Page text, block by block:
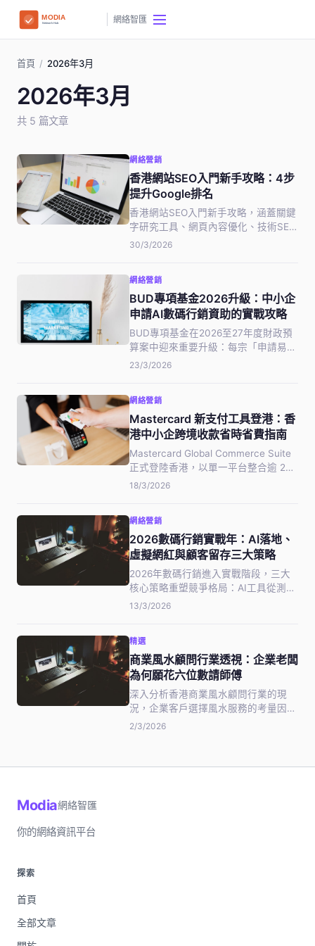
網絡智匯
首頁 / 2026年3月
2026年3月
共 5 篇文章
網絡營銷
香港網站SEO入門新手攻略：4步
提升Google排名
香港網站SEO入門新手攻略，涵蓋關鍵
字研究工具、網頁內容優化、技術SEO
基礎及反向連結策略。按步驟執行，一
營銷新手。
30/3/2026
網絡營銷
BUD專項基金2026升級：中小企
申請AI數碼行銷資助的實戰攻略
BUD專項基金在2026至27年度財政預
算案中迎來重要升級：每宗「申請易」
資助上限由10萬港元提升至15萬元，新
23/3/2026
網絡營銷
Mastercard 新支付工具登港：香
港中小企跨境收款省時省費指南
Mastercard Global Commerce Suite
正式登陸香港，以單一平台整合逾 200
個國家的跨境收款、付款及開支管理。
碼商業支付每年 14.7% 增長機遇。
18/3/2026
網絡營銷
2026數碼行銷實戰年：AI落地、
虛擬網紅與顧客留存三大策略
2026年數碼行銷進入實戰階段，三大
核心策略重塑競爭格局：AI工具從測試
走向真實ROI執行、首席市場官預計
香港中小企和品牌提供具體操作方向，
涵蓋WhatsApp行銷KPI追蹤、短視頻
演算法對沖策略，助企業在競爭激烈的
13/3/2026
精選
商業風水顧問行業透視：企業老闆
為何願花六位數請師傅
深入分析香港商業風水顧問行業的現
況，企業客戶選擇風水服務的考量因
素，以及如何辨別專業師傅與江湖術
2/3/2026
Modia網絡智匯
你的網絡資訊平台
探索
首頁
全部文章